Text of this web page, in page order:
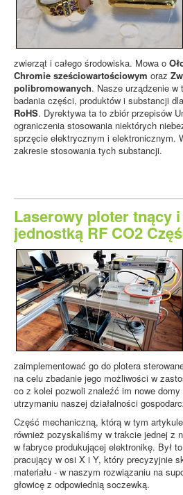
zwierząt i całego środowiska. Mowa o
Chromie sześciowartościowym oraz
polibromowanych. Nasze urządzenie w
badania części, produktów i substancji
RoHS. Dyrektywa ta to zbiór przepisów
ograniczenia stosowania niektórych
sprzęcie elektrycznym i elektronicznym.
zakresie stosowania tych substancji.
Laserowy ploter tnący
jednostką RF CO2
zaimplementować go do plotera
na celu zbadanie jego możliwości w
co z kolei pozwoli znaleźć im nowe
utrzymaniu naszej działalności
Część mechaniczną, którą w tym
również pozyskaliśmy w trakcie jednej z
w fabryce produkującej elektronikę. Był
pracujący w osi X i Y, który precyzyjnie
materiału - w naszym rozwiązaniu na
głowicę z odpowiednią soczewką.